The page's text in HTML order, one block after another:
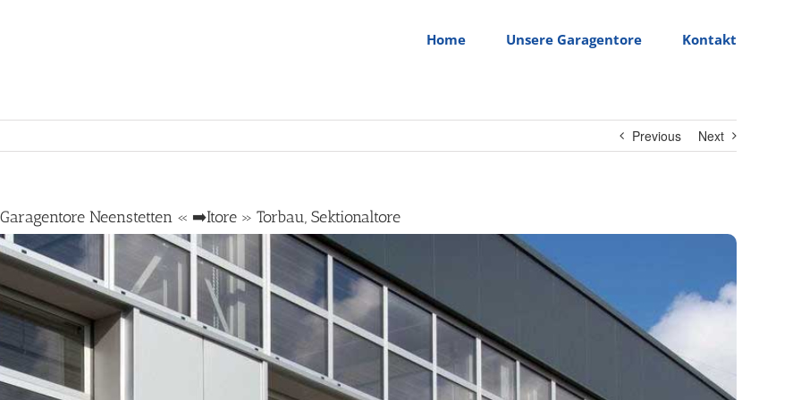
Home Unsere Garagentore Kontakt
Previous Next
Garagentore Neenstetten « ➡️Itore » Torbau, Sektionaltore